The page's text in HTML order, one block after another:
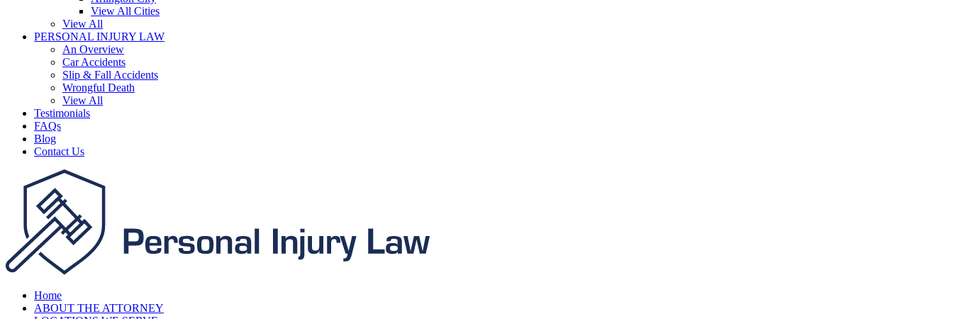
View All Cities
View All
PERSONAL INJURY LAW
An Overview
Car Accidents
Slip & Fall Accidents
Wrongful Death
View All
Testimonials
FAQs
Blog
Contact Us
Home
ABOUT THE ATTORNEY